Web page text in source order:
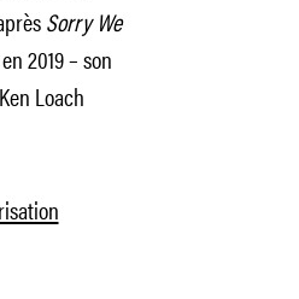
Sorry We
2019 – son
Loach